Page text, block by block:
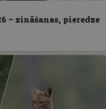
– zināšanas, pieredze